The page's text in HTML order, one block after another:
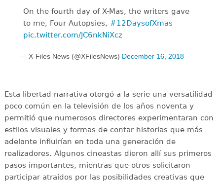
On the fourth day of X-Mas, the writers gave
to me, Four Autopsies, #12DaysofXmas
pic.twitter.com/JC6nkNiXcz
— X-Files News (@XFilesNews) December 16, 2018
Esta libertad narrativa otorgó a la serie una versatilidad
poco común en la televisión de los años noventa y
permitió que numerosos directores experimentaran con
estilos visuales y formas de contar historias que más
adelante influirían en toda una generación de
realizadores. Algunos cineastas dieron allí sus primeros
pasos importantes, mientras que otros solicitaron
participar atraídos por las posibilidades creativas que